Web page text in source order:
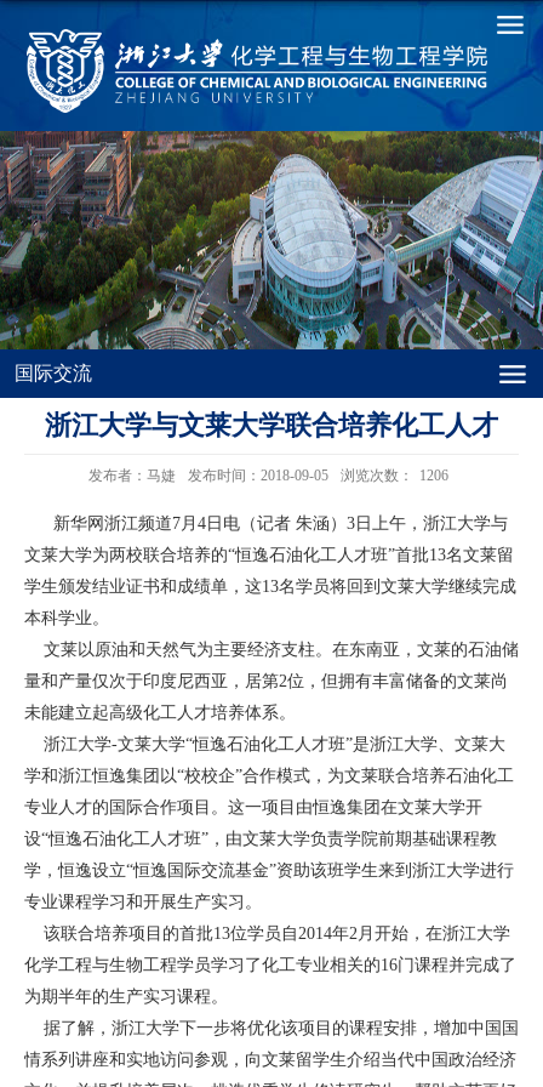
国际交流
浙江大学与文莱大学联合培养化工人才
发布者：马婕 发布时间：2018-09-05 浏览次数： 1206
新华网浙江频道7月4日电（记者 朱涵）3日上午，浙江大学与
文莱大学为两校联合培养的“恒逸石油化工人才班”首批13名文莱留
学生颁发结业证书和成绩单，这13名学员将回到文莱大学继续完成
本科学业。
文莱以原油和天然气为主要经济支柱。在东南亚，文莱的石油储
量和产量仅次于印度尼西亚，居第2位，但拥有丰富储备的文莱尚
未能建立起高级化工人才培养体系。
浙江大学-文莱大学“恒逸石油化工人才班”是浙江大学、文莱大
学和浙江恒逸集团以“校校企”合作模式，为文莱联合培养石油化工
专业人才的国际合作项目。这一项目由恒逸集团在文莱大学开
设“恒逸石油化工人才班”，由文莱大学负责学院前期基础课程教
学，恒逸设立“恒逸国际交流基金”资助该班学生来到浙江大学进行
专业课程学习和开展生产实习。
该联合培养项目的首批13位学员自2014年2月开始，在浙江大学
化学工程与生物工程学员学习了化工专业相关的16门课程并完成了
为期半年的生产实习课程。
据了解，浙江大学下一步将优化该项目的课程安排，增加中国国
情系列讲座和实地访问参观，向文莱留学生介绍当代中国政治经济